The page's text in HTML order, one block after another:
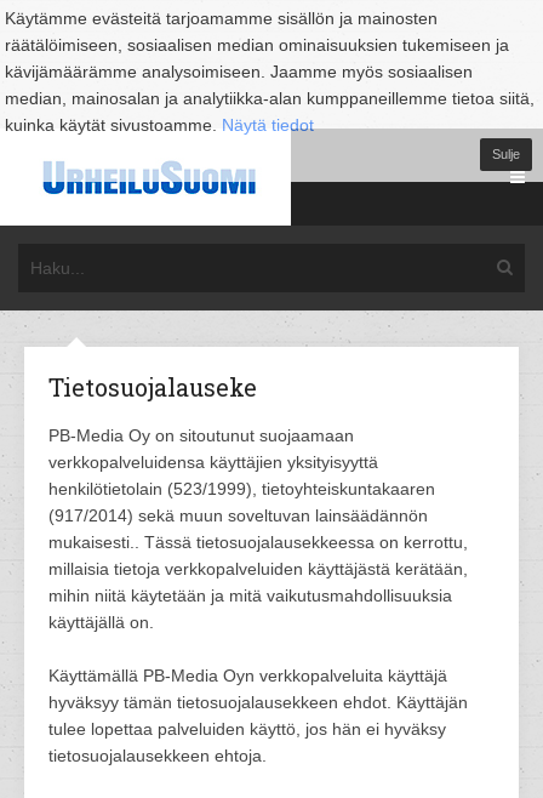
Käytämme evästeitä tarjoamamme sisällön ja mainosten
räätälöimiseen, sosiaalisen median ominaisuuksien tukemiseen ja
kävijämäärämme analysoimiseen. Jaamme myös sosiaalisen
median, mainosalan ja analytiikka-alan kumppaneillemme tietoa siitä,
kuinka käytät sivustoamme. Näytä tiedot
Sulje
Tietosuojalauseke
PB-Media Oy on sitoutunut suojaamaan
verkkopalveluidensa käyttäjien yksityisyyttä
henkilötietolain (523/1999), tietoyhteiskuntakaaren
(917/2014) sekä muun soveltuvan lainsäädännön
mukaisesti.. Tässä tietosuojalausekkeessa on kerrottu,
millaisia tietoja verkkopalveluiden käyttäjästä kerätään,
mihin niitä käytetään ja mitä vaikutusmahdollisuuksia
käyttäjällä on.
Käyttämällä PB-Media Oyn verkkopalveluita käyttäjä
hyväksyy tämän tietosuojalausekkeen ehdot. Käyttäjän
tulee lopettaa palveluiden käyttö, jos hän ei hyväksy
tietosuojalausekkeen ehtoja.